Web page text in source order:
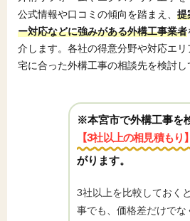
公式情報や口コミの傾向を踏まえ、 提
ー対応などに強みがある外構工事業者
介します。各社の得意分野や対応エ
宅に合った外構工事の相談先を検討し
※本宮市で外構工事を
【3社以上の相見積もり】
がります。
3社以上を比較しておく
事でも、価格差だけで